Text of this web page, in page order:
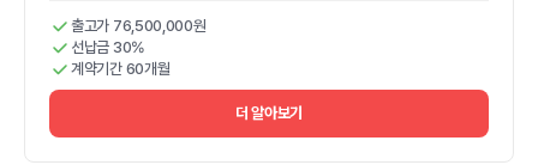
출고가 76,500,000원
선납금 30%
계약기간 60개월
더 알아보기